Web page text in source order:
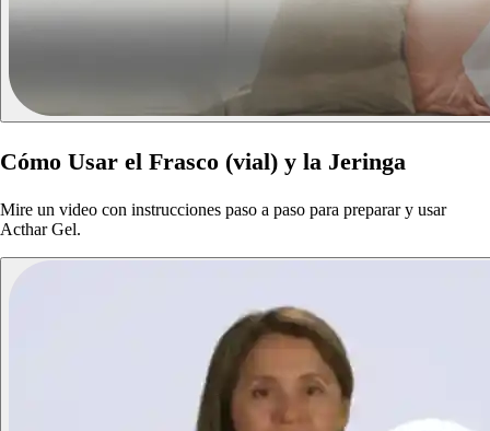
Cómo Usar el Frasco (vial) y la Jeringa
Mire un video con instrucciones paso a paso para preparar y usar
Acthar Gel.